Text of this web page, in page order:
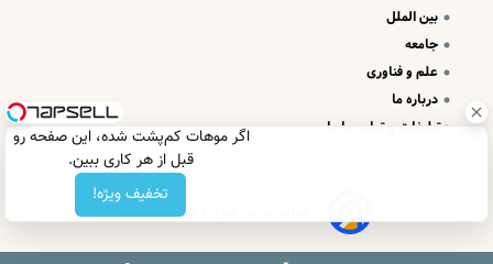
اگر موهات کم‌پشت شده، این صفحه رو
قبل از هر کاری ببین.
تخفیف ویژه!
بین الملل
جامعه
علم و فناوری
درباره ما
تبلیغات و تماس با ما
طراحی سایت خبری و خبرگزاری آسام